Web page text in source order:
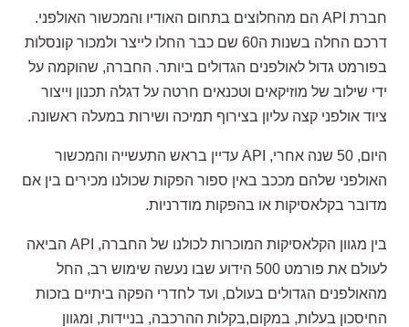
חברת API הם מהחלוצים בתחום האודיו והמכשור האולפני.
דרכם החלה בשנות ה60 שם כבר החלו לייצר ולמכור קונסלות
בפורמט גדול לאולפנים הגדולים ביותר. החברה, שהוקמה על
ידי שילוב של מוזיקאים וטכנאים חרטה על דגלה תכנון וייצור
ציוד אולפני קצה עליון בצירוף תמיכה ושירות במעלה ראשונה.
היום, 50 שנה אחרי, API עדיין בראש התעשייה והמכשור
האולפני שלהם מככב באין ספור הפקות שכולנו מכירים בין אם
מדובר בקלאסיקות או בהפקות מודרניות.
בין מגוון הקלאסיקות המוכרות לכולנו של החברה, API הביאה
לעולם את פורמט 500 הידוע שבו נעשה שימוש רב, החל
מהאולפנים הגדולים בעולם, ועד לחדרי הפקה ביתיים בזכות
החיסכון בעלות, במקום,בקלות ההרכבה, בניידות, ומגוון